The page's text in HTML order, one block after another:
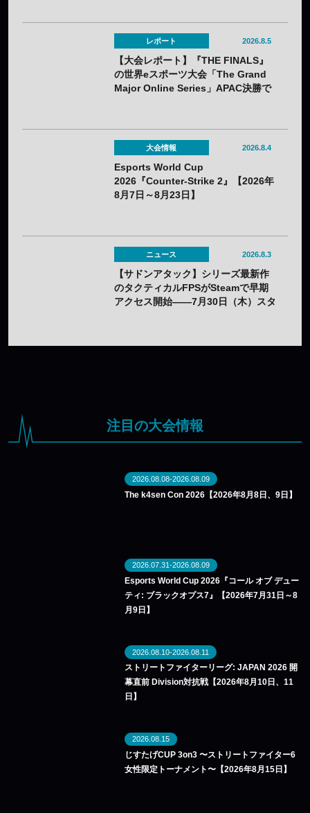
レポート 2026.8.5
【大会レポート】『THE FINALS』
の世界eスポーツ大会「The Grand
Major Online Series」APAC決勝で
大会情報 2026.8.4
Esports World Cup
2026『Counter-Strike 2』【2026年
8月7日～8月23日】
ニュース 2026.8.3
【サドンアタック】シリーズ最新作
のタクティカルFPSがSteamで早期
アクセス開始——7月30日（木）スタ
注目の大会情報
2026.08.08-2026.08.09
The k4sen Con 2026【2026年8月8日、9日】
2026.07.31-2026.08.09
Esports World Cup 2026『コール オブ デュー
ティ: ブラックオプス7』【2026年7月31日～8
月9日】
2026.08.10-2026.08.11
ストリートファイターリーグ: JAPAN 2026 開
幕直前 Division対抗戦【2026年8月10日、11
日】
2026.08.15
じすたげCUP 3on3 〜ストリートファイター6
女性限定トーナメント〜【2026年8月15日】